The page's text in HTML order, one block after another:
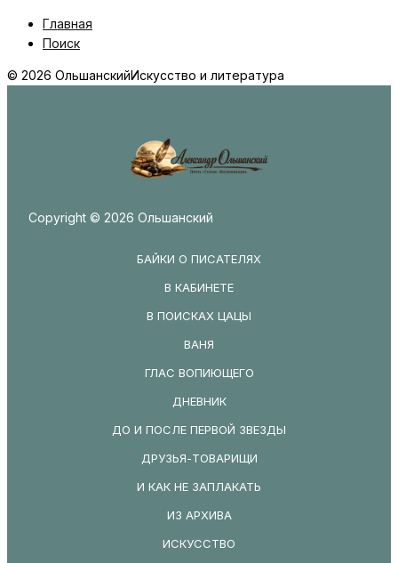
Главная
Поиск
© 2026 ОльшанскийИскусство и литература
Copyright © 2026 Ольшанский
БАЙКИ О ПИСАТЕЛЯХ
В КАБИНЕТЕ
В ПОИСКАХ ЦАЦЫ
ВАНЯ
ГЛАС ВОПИЮЩЕГО
ДНЕВНИК
ДО И ПОСЛЕ ПЕРВОЙ ЗВЕЗДЫ
ДРУЗЬЯ-ТОВАРИЩИ
И КАК НЕ ЗАПЛАКАТЬ
ИЗ АРХИВА
ИСКУССТВО